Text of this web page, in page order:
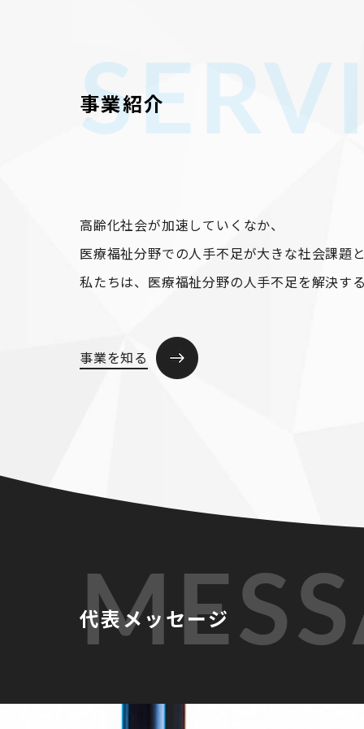
事業紹介
高齢化社会が加速していくなか、
医療福祉分野での人手不足が大きな社会課題
私たちは、医療福祉分野の人手不足を解決す
事業を知る
代表メッセージ